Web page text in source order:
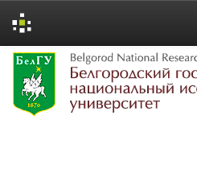
Skip
navigation